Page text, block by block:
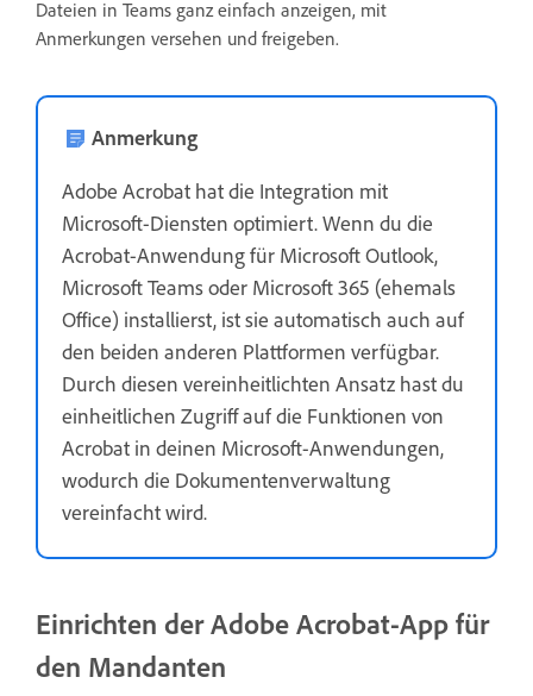
Dateien in Teams ganz einfach anzeigen, mit
Anmerkungen versehen und freigeben.
Anmerkung
Adobe Acrobat hat die Integration mit
Microsoft-Diensten optimiert. Wenn du die
Acrobat-Anwendung für Microsoft Outlook,
Microsoft Teams oder Microsoft 365 (ehemals
Office) installierst, ist sie automatisch auch auf
den beiden anderen Plattformen verfügbar.
Durch diesen vereinheitlichten Ansatz hast du
einheitlichen Zugriff auf die Funktionen von
Acrobat in deinen Microsoft-Anwendungen,
wodurch die Dokumentenverwaltung
vereinfacht wird.
Einrichten der Adobe Acrobat-App für
den Mandanten